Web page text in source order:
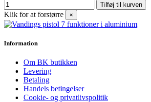
Tilføj til kurven
Klik for at forstørre ×
Information
Om BK butikken
Levering
Betaling
Handels betingelser
Cookie- og privatlivspolitik